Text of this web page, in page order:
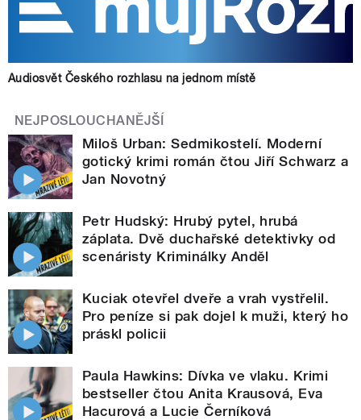
Audiosvět Českého rozhlasu na jednom místě
NEJPOSLOUCHANĚJŠÍ
Miloš Urban: Sedmikostelí. Moderní
gotický krimi román čtou Jiří Schwarz a
Jan Novotný
Petr Hudský: Hrubý pytel, hrubá
záplata. Dvě duchařské detektivky od
scenáristy Kriminálky Anděl
Kuciak otevřel dveře a vrah vystřelil.
Pro peníze si pak dojel k muži, který ho
práskl policii
Paula Hawkins: Dívka ve vlaku. Krimi
bestseller čtou Anita Krausová, Eva
Hacurová a Lucie Černíková